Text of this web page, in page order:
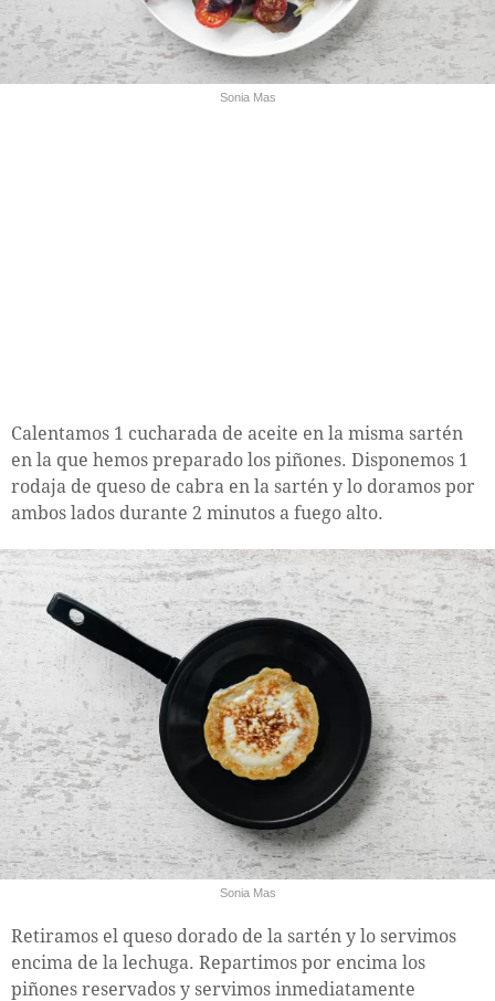
Sonia Mas
Calentamos 1 cucharada de aceite en la misma sartén
en la que hemos preparado los piñones. Disponemos 1
rodaja de queso de cabra en la sartén y lo doramos por
ambos lados durante 2 minutos a fuego alto.
Sonia Mas
Retiramos el queso dorado de la sartén y lo servimos
encima de la lechuga. Repartimos por encima los
piñones reservados y servimos inmediatamente